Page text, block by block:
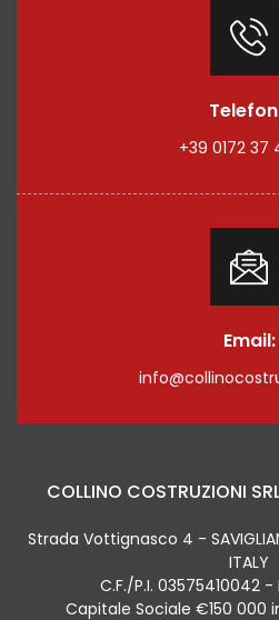
+39 0172 37
Email:
COLLINO COSTRUZIONI
Strada Vottignasco 4 -
ITALY
C.F./P.I. 03575410042
Capitale Sociale €150 000